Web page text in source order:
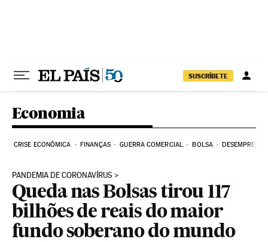
SUSCRÍBETE
Economia
CRISE ECONÔMICA FINANÇAS GUERRA COMERCIAL BOLSA DESEMPREGO
PANDEMIA DE CORONAVÍRUS
Queda nas Bolsas tirou 117
bilhões de reais do maior
fundo soberano do mundo